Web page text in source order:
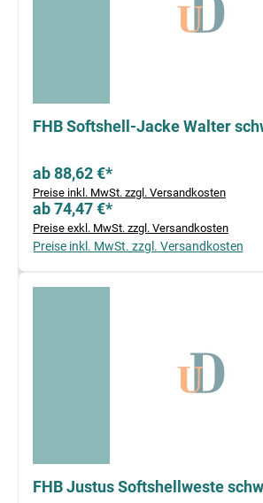
FHB Softshell-Jacke Walter
ab 88,62 €*
Preise inkl. MwSt. zzgl. Versandkosten
ab 74,47 €*
Preise exkl. MwSt. zzgl. Versandkosten
Preise inkl. MwSt. zzgl. Versandkosten
FHB Justus Softshellweste